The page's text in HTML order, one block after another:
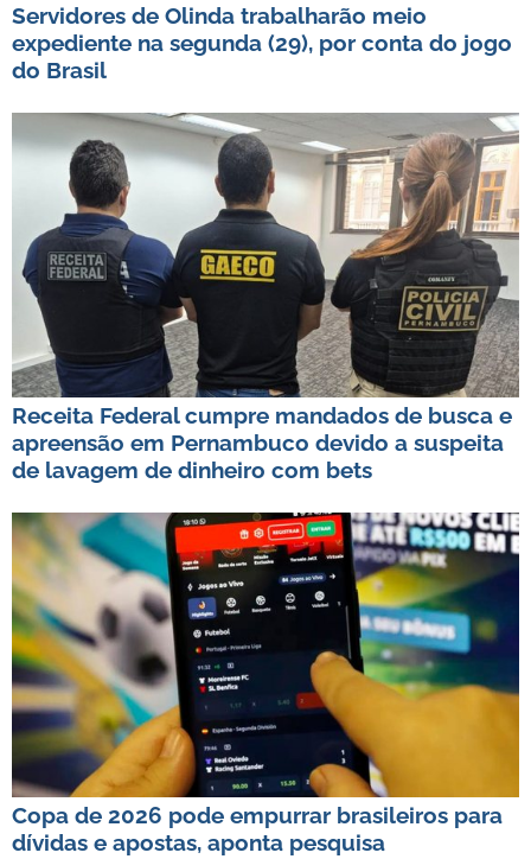
Servidores de Olinda trabalharão meio
expediente na segunda (29), por conta do jogo
do Brasil
Receita Federal cumpre mandados de busca e
apreensão em Pernambuco devido a suspeita
de lavagem de dinheiro com bets
Copa de 2026 pode empurrar brasileiros para
dívidas e apostas, aponta pesquisa